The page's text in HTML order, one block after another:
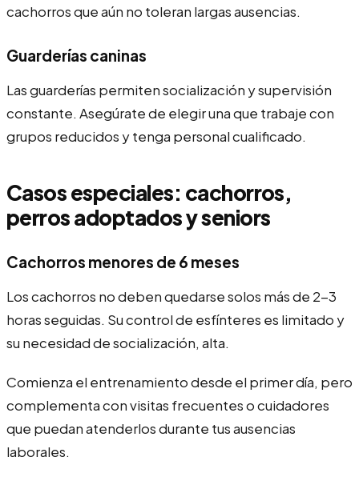
cachorros que aún no toleran largas ausencias.
Guarderías caninas
Las guarderías permiten socialización y supervisión
constante. Asegúrate de elegir una que trabaje con
grupos reducidos y tenga personal cualificado.
Casos especiales: cachorros,
perros adoptados y seniors
Cachorros menores de 6 meses
Los cachorros no deben quedarse solos más de 2-3
horas seguidas. Su control de esfínteres es limitado y
su necesidad de socialización, alta.
Comienza el entrenamiento desde el primer día, pero
complementa con visitas frecuentes o cuidadores
que puedan atenderlos durante tus ausencias
laborales.